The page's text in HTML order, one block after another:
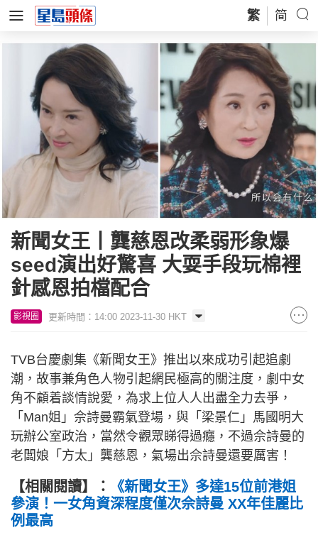
繁 简
新聞女王丨龔慈恩改柔弱形象爆
seed演出好驚喜 大耍手段玩棉裡
針感恩拍檔配合
影視圈 更新時間：14:00 2023-11-30 HKT
TVB台慶劇集《新聞女王》推出以來成功引起追劇
潮，故事兼角色人物引起網民極高的關注度，劇中女
角不顧着談情說愛，為求上位人人出盡全力去爭，
「Man姐」佘詩曼霸氣登場，與「梁景仁」馬國明大
玩辦公室政治，當然令觀眾睇得過癮，不過佘詩曼的
老闆娘「方太」龔慈恩，氣場出佘詩曼還要厲害！
【相關閱讀】：
《新聞女王》多達15位前港姐
參演！一女角資深程度僅次佘詩曼 XX年佳麗比
例最高